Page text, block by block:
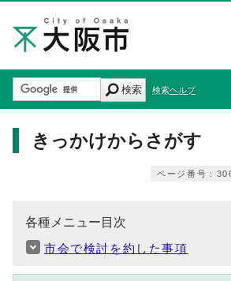
検索 検索ヘルプ
きっかけからさがす
ページ番号：
各種メニュー目次
市会で検討を約した事項